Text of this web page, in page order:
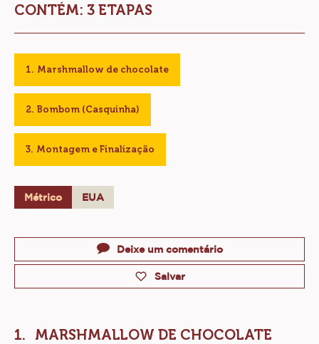
CONTÉM: 3 ETAPAS
Marshmallow de chocolate
Bombom (Casquinha)
Montagem e Finalização
Métrico EUA
Deixe um comentário
Salvar
MARSHMALLOW DE CHOCOLATE